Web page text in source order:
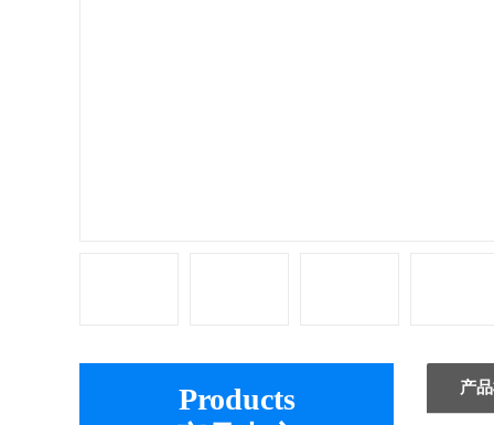
Products
产